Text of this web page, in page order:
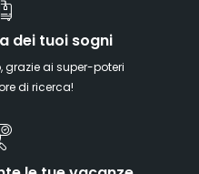
dei tuoi sogni
grazie ai super-poteri
di ricerca!